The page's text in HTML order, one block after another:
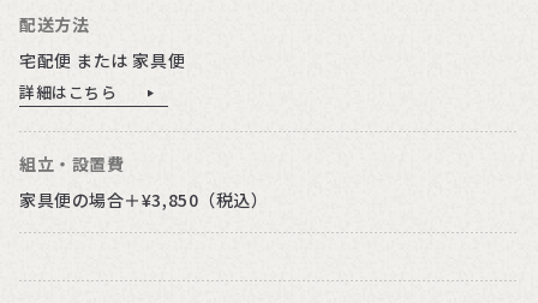
配送方法
宅配便 または 家具便
詳細はこちら
組立・設置費
家具便の場合＋¥3,850（税込）